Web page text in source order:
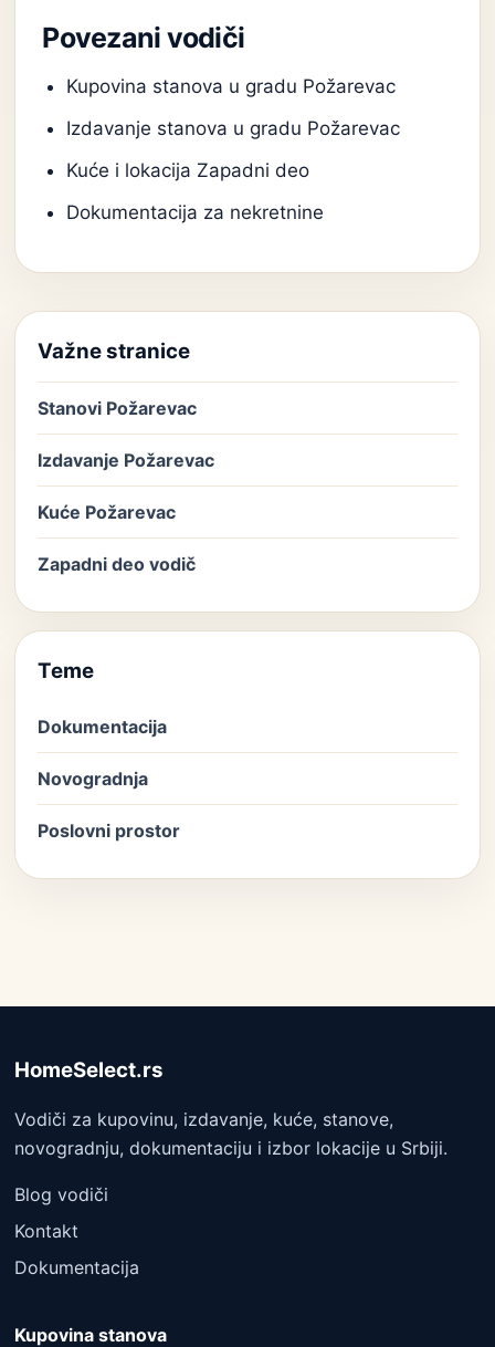
Povezani vodiči
Kupovina stanova u gradu Požarevac
Izdavanje stanova u gradu Požarevac
Kuće i lokacija Zapadni deo
Dokumentacija za nekretnine
Važne stranice
Stanovi Požarevac
Izdavanje Požarevac
Kuće Požarevac
Zapadni deo vodič
Teme
Dokumentacija
Novogradnja
Poslovni prostor
HomeSelect.rs
Vodiči za kupovinu, izdavanje, kuće, stanove,
novogradnju, dokumentaciju i izbor lokacije u Srbiji.
Blog vodiči
Kontakt
Dokumentacija
Kupovina stanova